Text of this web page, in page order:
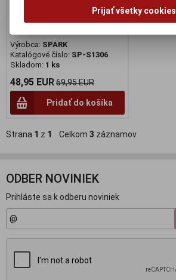
1:43 ABARTH SIMCA 1300 LE
MANS 1962 NO42 OREILLER /
Výrobca: SPARK
Katalógové číslo: SP-S1306
Skladom: 1 ks
48,95 EUR69,95 EUR
Pridať do košíka
Strana 1 z 1 Celkom 3 záznamov
ODBER NOVINIEK
Prihláste sa k odberu noviniek
Prijať všetky cookies